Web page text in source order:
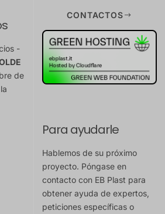
-
de
CONTACTOS
Para ayudarle
Hablemos de su próximo
proyecto. Póngase en
contacto con EB Plast para
obtener ayuda de expertos,
peticiones específicas o